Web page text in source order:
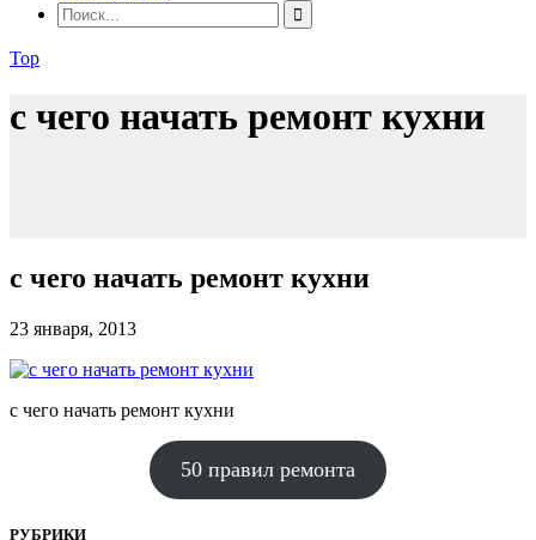
Top
с чего начать ремонт кухни
с чего начать ремонт кухни
23 января, 2013
с чего начать ремонт кухни
50 правил ремонта
РУБРИКИ